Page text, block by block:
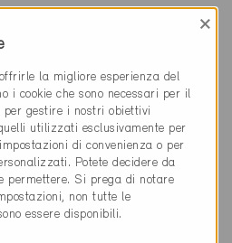
×
la migliore esperienza del
i cookie che sono necessari per il
gestire i nostri obiettivi
utilizzati esclusivamente per
di convenienza o per
Potete decidere da
permettere. Si prega di notare
non tutte le
essere disponibili.